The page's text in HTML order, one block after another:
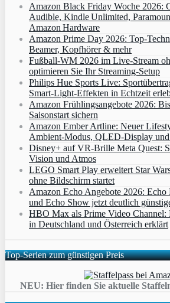
Amazon Black Friday Woche 2026:
Audible, Kindle Unlimited,
Amazon Hardware
Amazon Prime Day 2026: Top-
Beamer, Kopfhörer & mehr
Fußball-WM 2026 im Live-Stream
optimieren Sie Ihr Streaming-Setup
Philips Hue Sports Live:
Smart‑Light‑Effekten in Echtzeit
Amazon Frühlingsangebote 2026:
Saisonstart sichern
Amazon Ember Artline: Neuer
Ambient‑Modus, QLED‑Display
Disney+ auf VR-Brille Meta Quest:
Vision und Atmos
LEGO Smart Play erweitert Star
ohne Bildschirm startet
Amazon Echo Angebote 2026:
und Echo Show jetzt deutlich
HBO Max als Prime Video Channel:
in Deutschland und Österreich erklärt
Top-Serien zum günstigen Preis
NEU: Hier finden Sie aktuelle